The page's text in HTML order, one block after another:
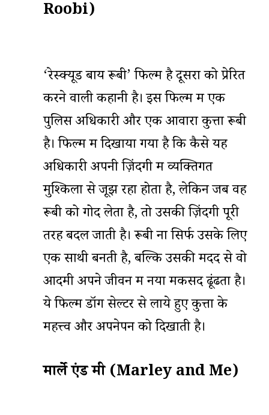
Roobi)
‘रेस्क्यूड बाय रूबी’ फिल्म है दूसरों को प्रेरित
करने वाली कहानी है। इस फिल्म में एक
पुलिस अधिकारी और एक आवारा कुत्ता रूबी
है। फिल्म में दिखाया गया है कि कैसे यह
अधिकारी अपनी ज़िंदगी में व्यक्तिगत
मुश्किलों से जूझ रहा होता है, लेकिन जब वह
रूबी को गोद लेता है, तो उसकी ज़िंदगी पूरी
तरह बदल जाती है। रूबी ना सिर्फ उसके लिए
एक साथी बनती है, बल्कि उसकी मदद से वो
आदमी अपने जीवन में नया मकसद ढूंढता है।
ये फिल्म डॉग सेल्टर से लाये हुए कुत्तों के
महत्त्व और अपनेपन को दिखाती है।
मार्ले एंड मी (Marley and Me)